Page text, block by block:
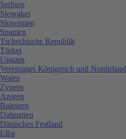
Serbien
Slowakei
Slowenien
Spanien
Tschechische Republik
Türkei
Ungarn
Vereinigtes Königreich und Nordirland
Wales
Zypern
Azoren
Balearen
Dalmatien
Dänisches Festland
Elba